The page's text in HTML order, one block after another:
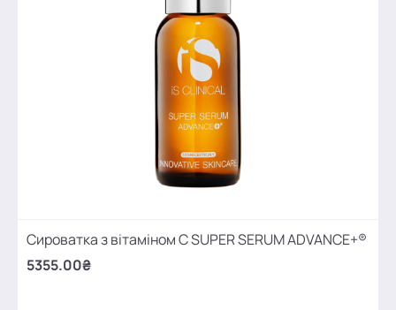
Сироватка з вітаміном С SUPER SERUM ADVANCE+®
5355.00₴